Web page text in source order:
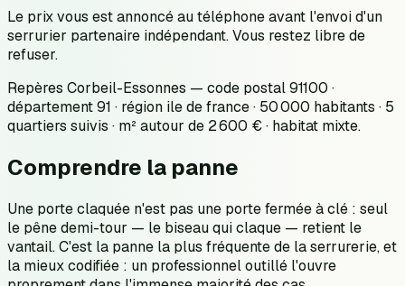
Le prix vous est annoncé au téléphone avant l'envoi d'un
serrurier partenaire indépendant. Vous restez libre de
refuser.
Repères Corbeil-Essonnes — code postal 91100 ·
département 91 · région ile de france · 50 000 habitants · 5
quartiers suivis · m² autour de 2 600 € · habitat mixte.
Comprendre la panne
Une porte claquée n'est pas une porte fermée à clé : seul
le pêne demi-tour — le biseau qui claque — retient le
vantail. C'est la panne la plus fréquente de la serrurerie, et
la mieux codifiée : un professionnel outillé l'ouvre